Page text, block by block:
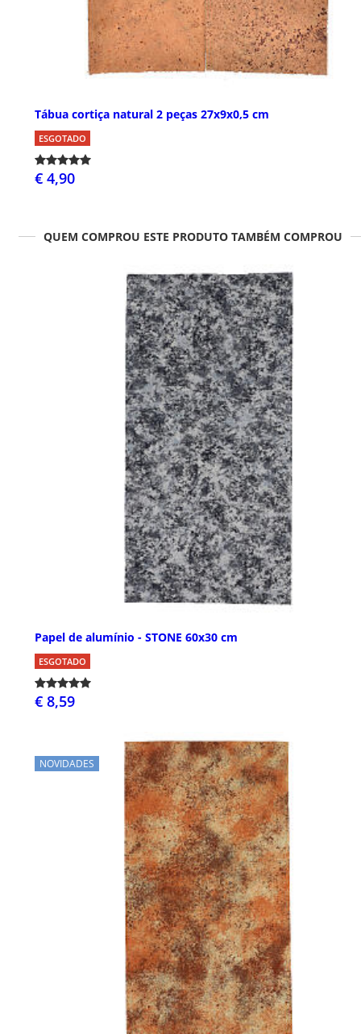
Tábua cortiça natural 2 peças 27x9x0,5 cm
ESGOTADO
€ 4,90
QUEM COMPROU ESTE PRODUTO TAMBÉM COMPROU
Papel de alumínio - STONE 60x30 cm
ESGOTADO
€ 8,59
NOVIDADES